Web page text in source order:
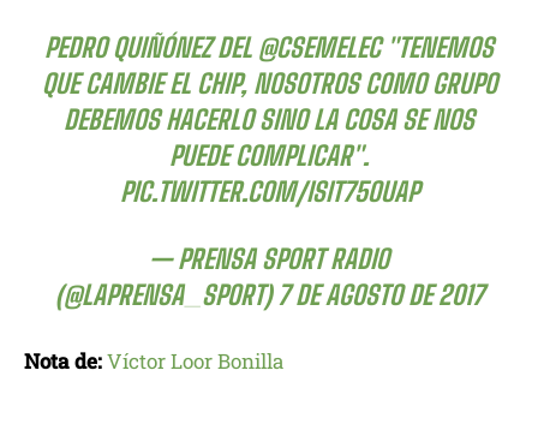
PEDRO QUIÑÓNEZ DEL @CSEMELEC"TENEMOS
QUE CAMBIE EL CHIP, NOSOTROS COMO GRUPO
DEBEMOS HACERLO SINO LA COSA SE NOS
PUEDE COMPLICAR".
PIC.TWITTER.COM/ISIT75OUAP
— PRENSA SPORT RADIO
(@LAPRENSA_SPORT)7 DE AGOSTO DE 2017
Nota de:Víctor Loor Bonilla